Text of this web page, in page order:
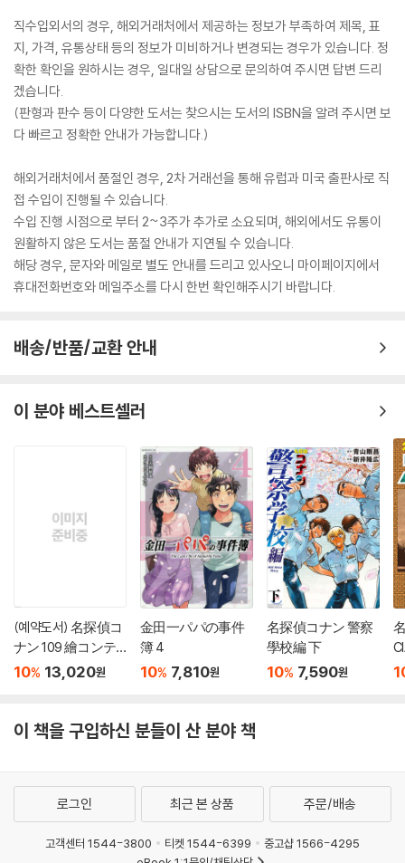
직수입외서의 경우, 해외거래처에서 제공하는 정보가 부족하여 제목, 표
지, 가격, 유통상태 등의 정보가 미비하거나 변경되는 경우가 있습니다. 정
확한 확인을 원하시는 경우, 일대일 상담으로 문의하여 주시면 답변 드리
겠습니다.
(판형과 판수 등이 다양한 도서는 찾으시는 도서의 ISBN을 알려 주시면 보
다 빠르고 정확한 안내가 가능합니다.)
해외거래처에서 품절인 경우, 2차 거래선을 통해 유럽과 미국 출판사로 직
접 수입이 진행될 수 있습니다.
수입 진행 시점으로 부터 2~3주가 추가로 소요되며, 해외에서도 유통이
원활하지 않은 도서는 품절 안내가 지연될 수 있습니다.
해당 경우, 문자와 메일로 별도 안내를 드리고 있사오니 마이페이지에서
휴대전화번호와 메일주소를 다시 한번 확인해주시기 바랍니다.
배송/반품/교환 안내
이 분야 베스트셀러
(예약도서) 名探偵コ
ナン 109 繪コンテ
カ-ドセット付き特
10% 13,020원
金田一パパの事件
簿 4
10% 7,810원
名探偵コナン 警察
學校編 下
10% 7,590원
名
이 책을 구입하신 분들이 산 분야 책
로그인 최근 본 상품 주문/배송
고객센터 1544-3800 티켓 1544-6399
중고샵 1566-4295